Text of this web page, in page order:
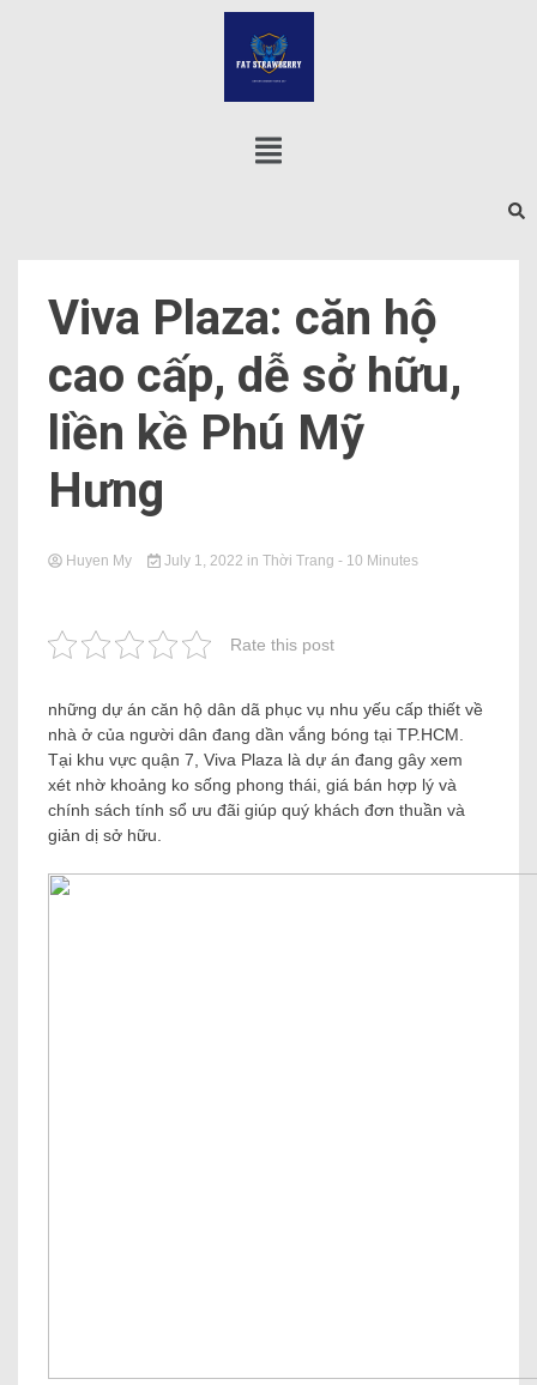
Viva Plaza: căn hộ
cao cấp, dễ sở hữu,
liền kề Phú Mỹ
Hưng
Huyen My July 1, 2022 in Thời Trang - 10 Minutes
Rate this post
những dự án căn hộ dân dã phục vụ nhu yếu cấp thiết về
nhà ở của người dân đang dần vắng bóng tại TP.HCM.
Tại khu vực quận 7, Viva Plaza là dự án đang gây xem
xét nhờ khoảng ko sống phong thái, giá bán hợp lý và
chính sách tính sổ ưu đãi giúp quý khách đơn thuần và
giản dị sở hữu.